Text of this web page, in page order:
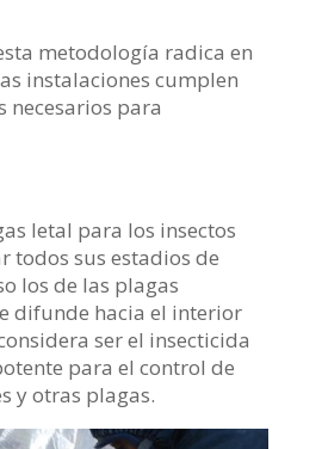
metodología radica en
instalaciones cumplen
necesarios para
letal para los insectos
todos sus estadios de
los de las plagas
difunde hacia el interior
ser el insecticida
para el control de
y otras plagas.